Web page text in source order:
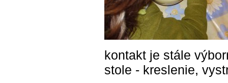
kontakt je stále
stole - kreslenie,